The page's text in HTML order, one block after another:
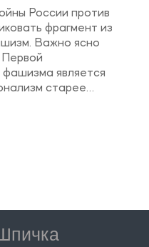
России против
фрагмент из
Важно ясно
Первой
фашизма является
старее
мысли